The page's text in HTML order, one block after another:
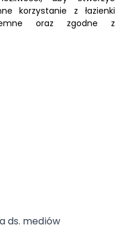
korzystanie z łazienki
oraz zgodne z
ds. mediów